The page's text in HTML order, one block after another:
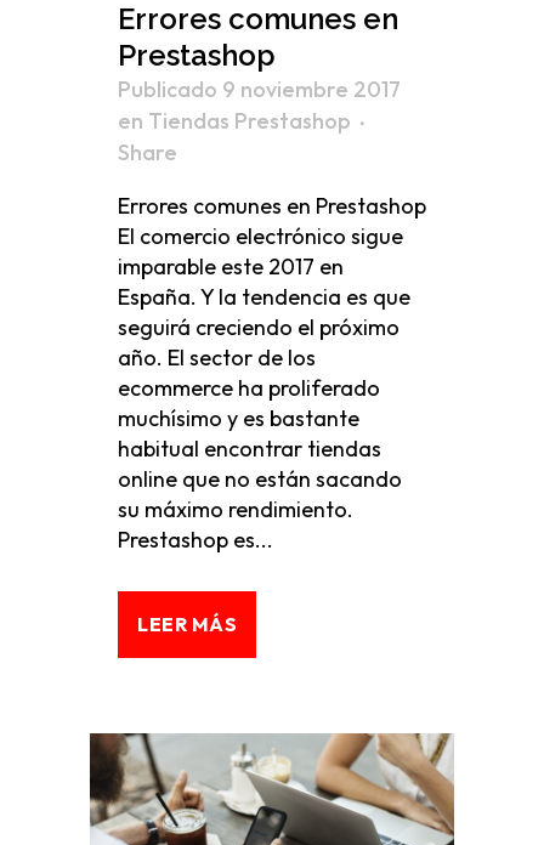
Errores comunes en
Prestashop
Publicado 9 noviembre 2017
en Tiendas Prestashop
Share
Errores comunes en Prestashop
El comercio electrónico sigue
imparable este 2017 en
España. Y la tendencia es que
seguirá creciendo el próximo
año. El sector de los
ecommerce ha proliferado
muchísimo y es bastante
habitual encontrar tiendas
online que no están sacando
su máximo rendimiento.
Prestashop es...
LEER MÁS